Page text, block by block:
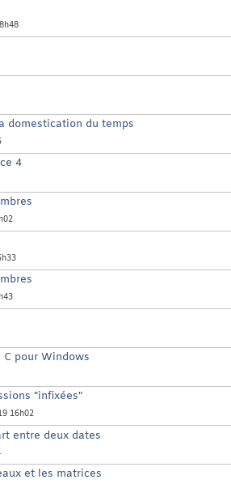
domestication du temps
4
pour Windows
"infixées"
16h02
entre deux dates
et les matrices